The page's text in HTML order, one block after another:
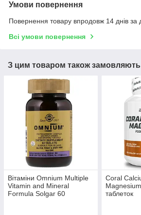
Умови повернення
Повернення товару впродовж 14 днів за
Всі умови повернення
З цим товаром також замовляють
Вітаміни Omnium Multiple
Vitamin and Mineral
Formula Solgar 60
Coral
таблеток